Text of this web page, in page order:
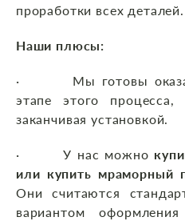
проработки всех деталей.
Наши плюсы:
· Мы готовы
этапе этого
заканчивая установкой.
· У нас можно
или купить мраморный
Они считаются
вариантом